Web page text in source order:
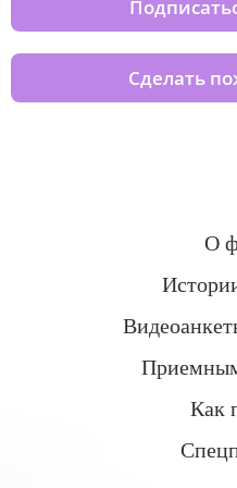
Сделать
О
Как